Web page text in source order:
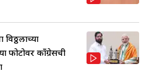
विठ्ठलाच्या
फोटोवर काँग्रेसची